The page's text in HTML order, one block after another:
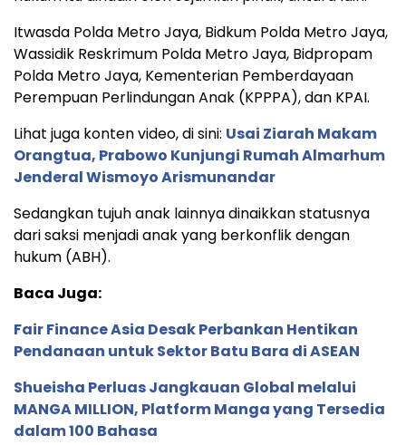
Itwasda Polda Metro Jaya, Bidkum Polda Metro Jaya,
Wassidik Reskrimum Polda Metro Jaya, Bidpropam
Polda Metro Jaya, Kementerian Pemberdayaan
Perempuan Perlindungan Anak (KPPPA), dan KPAI.
Lihat juga konten video, di sini: Usai Ziarah Makam
Orangtua, Prabowo Kunjungi Rumah Almarhum
Jenderal Wismoyo Arismunandar
Sedangkan tujuh anak lainnya dinaikkan statusnya
dari saksi menjadi anak yang berkonflik dengan
hukum (ABH).
Baca Juga:
Fair Finance Asia Desak Perbankan Hentikan
Pendanaan untuk Sektor Batu Bara di ASEAN
Shueisha Perluas Jangkauan Global melalui
MANGA MILLION, Platform Manga yang Tersedia
dalam 100 Bahasa